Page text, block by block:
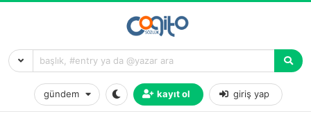
gündem kayıt ol giriş yap